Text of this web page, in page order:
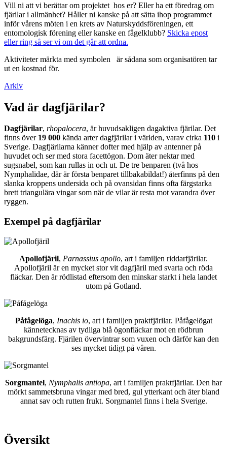
Vill ni att vi berättar om projektet hos er? Eller ha ett föredrag om
fjärilar i allmänhet? Håller ni kanske på att sätta ihop programmet
inför vårens möten i en krets av Naturskyddsföreningen, ett
entomologisk förening eller kanske en fågelklubb? Skicka epost
eller ring så ser vi om det går att ordna.
Aktiviteter märkta med symbolen
är sådana som organisatören tar
ut en kostnad för.
Arkiv
Vad är dagfjärilar?
Dagfjärilar, rhopalocera, är huvudsakligen dagaktiva fjärilar. Det
finns över 19 000 kända arter dagfjärilar i världen, varav cirka 110 i
Sverige. Dagfjärilarna känner dofter med hjälp av antenner på
huvudet och ser med stora facettögon. Dom äter nektar med
sugsnabel, som kan rullas in och ut. De tre benparen (två hos
Nymphalidae, där är första benparet tillbakabildat!) återfinns på den
slanka kroppens undersida och på ovansidan finns ofta färgstarka
brett triangulära vingar som när de vilar är resta mot varandra över
ryggen.
Exempel på dagfjärilar
Apollofjäril, Parnassius apollo, art i familjen riddarfjärilar.
Apollofjäril är en mycket stor vit dagfjäril med svarta och röda
fläckar. Den är rödlistad eftersom den minskar starkt i hela landet
utom på Gotland.
Påfågelöga, Inachis io, art i familjen praktfjärilar. Påfågelögat
kännetecknas av tydliga blå ögonfläckar mot en rödbrun
bakgrundsfärg. Fjärilen övervintrar som vuxen och därför kan den
ses mycket tidigt på våren.
Sorgmantel, Nymphalis antiopa, art i familjen praktfjärilar. Den har
mörkt sammetsbruna vingar med bred, gul ytterkant och äter bland
annat sav och rutten frukt. Sorgmantel finns i hela Sverige.
Översikt